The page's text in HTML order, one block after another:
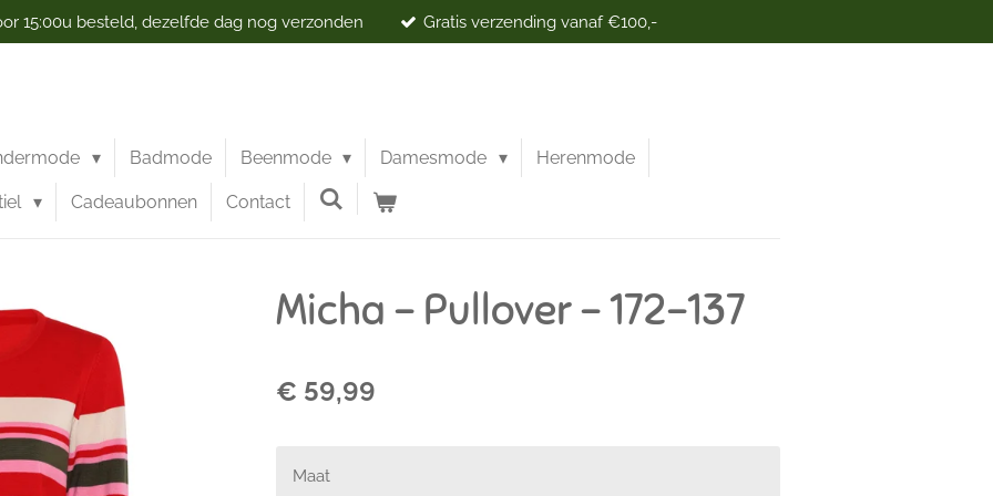
15:00u besteld, dezelfde dag nog verzonden Gratis verzending vanaf €100,-
Badmode Beenmode Damesmode Herenmode
Cadeaubonnen Contact
Micha - Pullover - 172-137
€ 59,99
Maat